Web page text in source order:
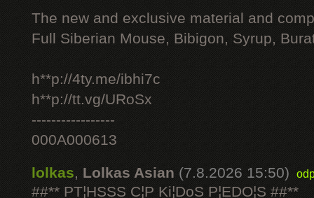
The new and exclusive material and
Full Siberian Mouse, Bibigon, Syrup,
h**p://4ty.me/ibhi7c
h**p://tt.vg/URoSx
-----------------
000A000613
lolkas,Lolkas Asian (7.8.2026 15:50)
##** PT¦HSSS C¦P Ki¦DoS P¦EDO¦S ##**